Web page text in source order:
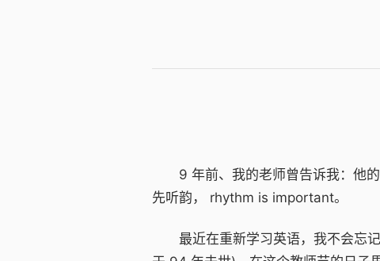
9 年前、我的老师曾告诉我：他的
先听韵， rhythm is important。
最近在重新学习英语，我不会忘记